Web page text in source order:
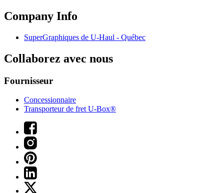
Company Info
SuperGraphiques de U-Haul - Québec
Collaborez avec nous
Fournisseur
Concessionnaire
Transporteur de fret U-Box®